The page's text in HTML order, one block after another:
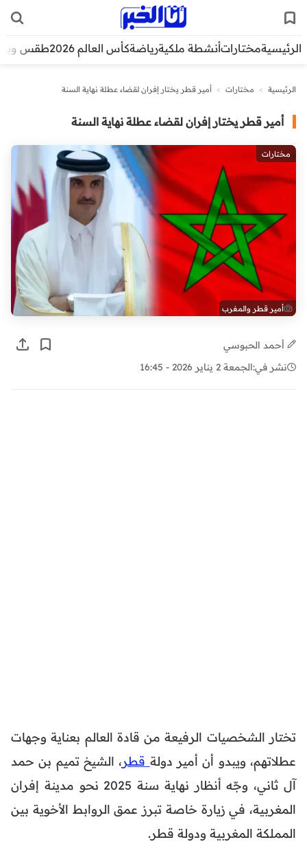
الرئيسيةمختاراتأنشطة ملكيةرياضةكأس العالم 2026 طقس
الرئيسية > مختارات > أمير قطر يختار إفران لقضاء عطلة نهاية السنة
أمير قطر يختار إفران لقضاء عطلة نهاية السنة
مختارات
أمير قطر والمغرب
أحمد الحبوسي
نشر في:الجمعة 2 يناير 2026 - 16:45
تختار الشخصيات الرفيعة من قادة العالم بعناية وجهات
عطلاتهم، ويبدو أن أمير دولة قطر، الشيخ تميم بن حمد
آل ثاني، وجّه أنظار نهاية سنة 2025 نحو مدينة إفران
المغربية، في زيارة خاصة تبرز عمق الروابط الأخوية بين
المملكة المغربية ودولة قطر.